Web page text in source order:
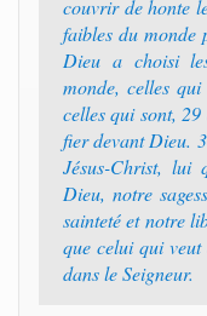
couvrir de honte
faibles du monde
Dieu a choisi
monde, celles
celles qui sont,
fier devant Dieu.
Jésus-Christ, lui
Dieu, notre
sainteté et notre
que celui qui
dans le Seigneur.